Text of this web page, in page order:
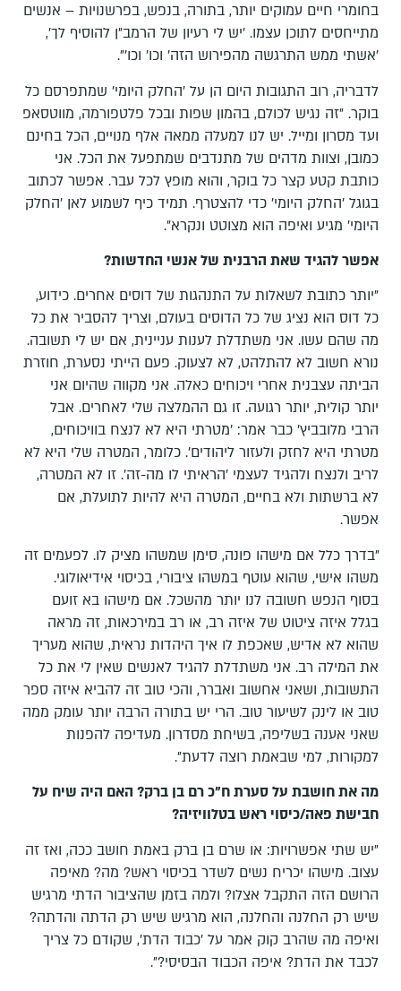
בחומרי חיים עמוקים יותר, בתורה, בנפש, בפרשנויות – אנשים
מתייחסים לתוכן עצמו. ׳יש לי רעיון של הרמב״ן להוסיף לך׳,
׳אשתי ממש התרגשה מהפירוש הזה׳ וכו׳ וכו׳״.
לדבריה, רוב התגובות היום הן על ׳החלק היומי׳ שמתפרסם כל
בוקר. ״זה נגיש לכולם, בהמון שפות ובכל פלטפורמה, מווטסאפ
ועד מסרון ומייל. יש לנו למעלה ממאה אלף מנויים, הכל בחינם
כמובן, וצוות מדהים של מתנדבים שמתפעל את הכל. אני
כותבת קטע קצר כל בוקר, והוא מופץ לכל עבר. אפשר לכתוב
בגוגל ׳החלק היומי׳ כדי להצטרף. תמיד כיף לשמוע לאן ׳החלק
היומי׳ מגיע ואיפה הוא מצוטט ונקרא״.
אפשר להגיד שאת הרבנית של אנשי החדשות?
״יותר כתובת לשאלות על התנהגות של דוסים אחרים. כידוע,
כל דוס הוא נציג של כל הדוסים בעולם, וצריך להסביר את כל
מה שהם עשו. אני משתדלת לענות עניינית, אם יש לי תשובה.
נורא חשוב לא להתלהט, לא לצעוק. פעם הייתי נסערת, חוזרת
הביתה עצבנית אחרי ויכוחים כאלה. אני מקווה שהיום אני
יותר קולית, יותר רגועה. זו גם ההמלצה שלי לאחרים. אבל
הרבי מלובביץ׳ כבר אמר: ׳מטרתי היא לא לנצח בוויכוחים,
מטרתי היא לחזק ולעזור ליהודים׳. כלומר, המטרה שלי היא לא
לריב ולנצח ולהגיד לעצמי ׳הראיתי לו מה-זה׳. זו לא המטרה,
לא ברשתות ולא בחיים, המטרה היא להיות לתועלת, אם
אפשר.
״בדרך כלל אם מישהו פונה, סימן שמשהו מציק לו. לפעמים זה
משהו אישי, שהוא עוטף במשהו ציבורי, בכיסוי אידיאולוגי.
בסוף הנפש חשובה לנו יותר מהשכל. אם מישהו בא זועם
בגלל איזה ציטוט של איזה רב, או רב במירכאות, זה מראה
שהוא לא אדיש, שאכפת לו איך היהדות נראית, שהוא מעריך
את המילה רב. אני משתדלת להגיד לאנשים שאין לי את כל
התשובות, ושאני אחשוב ואברר, והכי טוב זה להביא איזה ספר
טוב או לינק לשיעור טוב. הרי יש בתורה הרבה יותר עומק ממה
שאני אענה בשליפה, בשיחת מסדרון. מעדיפה להפנות
למקורות, למי שבאמת רוצה לדעת״.
מה את חושבת על סערת ח"כ רם בן ברק? האם היה שיח על
חבישת פאה/כיסוי ראש בטלוויזיה?
״יש שתי אפשרויות: או שרם בן ברק באמת חושב ככה, ואז זה
עצוב. מישהו יכריח נשים לשדר בכיסוי ראש? מה? מאיפה
הרושם הזה התקבל אצלו? ולמה בזמן שהציבור הדתי מרגיש
שיש רק החלנה והחלנה, הוא מרגיש שיש רק הדתה והדתה?
ואיפה מה שהרב קוק אמר על ׳כבוד הדת׳, שקודם כל צריך
לכבד את הדת? איפה הכבוד הבסיסי?״.